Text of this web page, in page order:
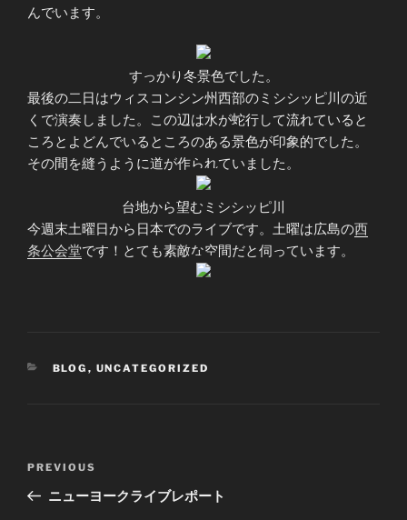
んでいます。
すっかり冬景色でした。
最後の二日はウィスコンシン州西部のミシシッピ川の近
くで演奏しました。この辺は水が蛇行して流れていると
ころとよどんでいるところのある景色が印象的でした。
その間を縫うように道が作られていました。
台地から望むミシシッピ川
今週末土曜日から日本でのライブです。土曜は広島の西
条公会堂です！とても素敵な空間だと伺っています。
CATEGORIES
BLOG , UNCATEGORIZED
Previous
Post
PREVIOUS
ニューヨークライブレポート